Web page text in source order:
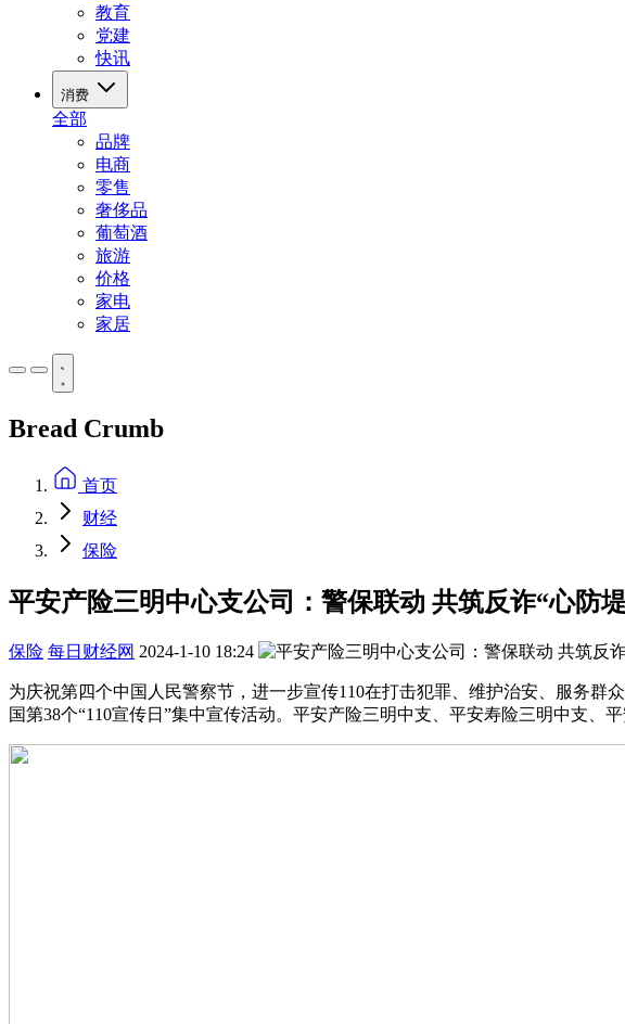
教育
党建
快讯
消费
全部
品牌
电商
零售
奢侈品
葡萄酒
旅游
价格
家电
家居
Bread Crumb
首页
财经
保险
平安产险三明中心支公司：警保联动 共筑反诈“心防
保险 每日财经网 2024-1-10 18:24
为庆祝第四个中国人民警察节，进一步宣传110在打击犯罪、维护治安、服务群
国第38个“110宣传日”集中宣传活动。平安产险三明中支、平安寿险三明中支、